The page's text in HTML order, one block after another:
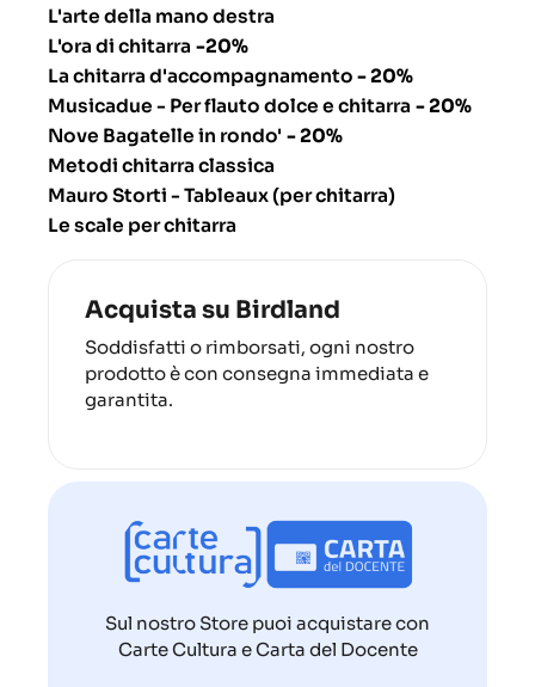
L'arte della mano destra
L'ora di chitarra -20%
La chitarra d'accompagnamento - 20%
Musicadue - Per flauto dolce e chitarra - 20%
Nove Bagatelle in rondo' - 20%
Metodi chitarra classica
Mauro Storti - Tableaux (per chitarra)
Le scale per chitarra
Acquista su Birdland
Soddisfatti o rimborsati, ogni nostro
prodotto è con consegna immediata e
garantita.
Sul nostro Store puoi acquistare con
Carte Cultura e Carta del Docente